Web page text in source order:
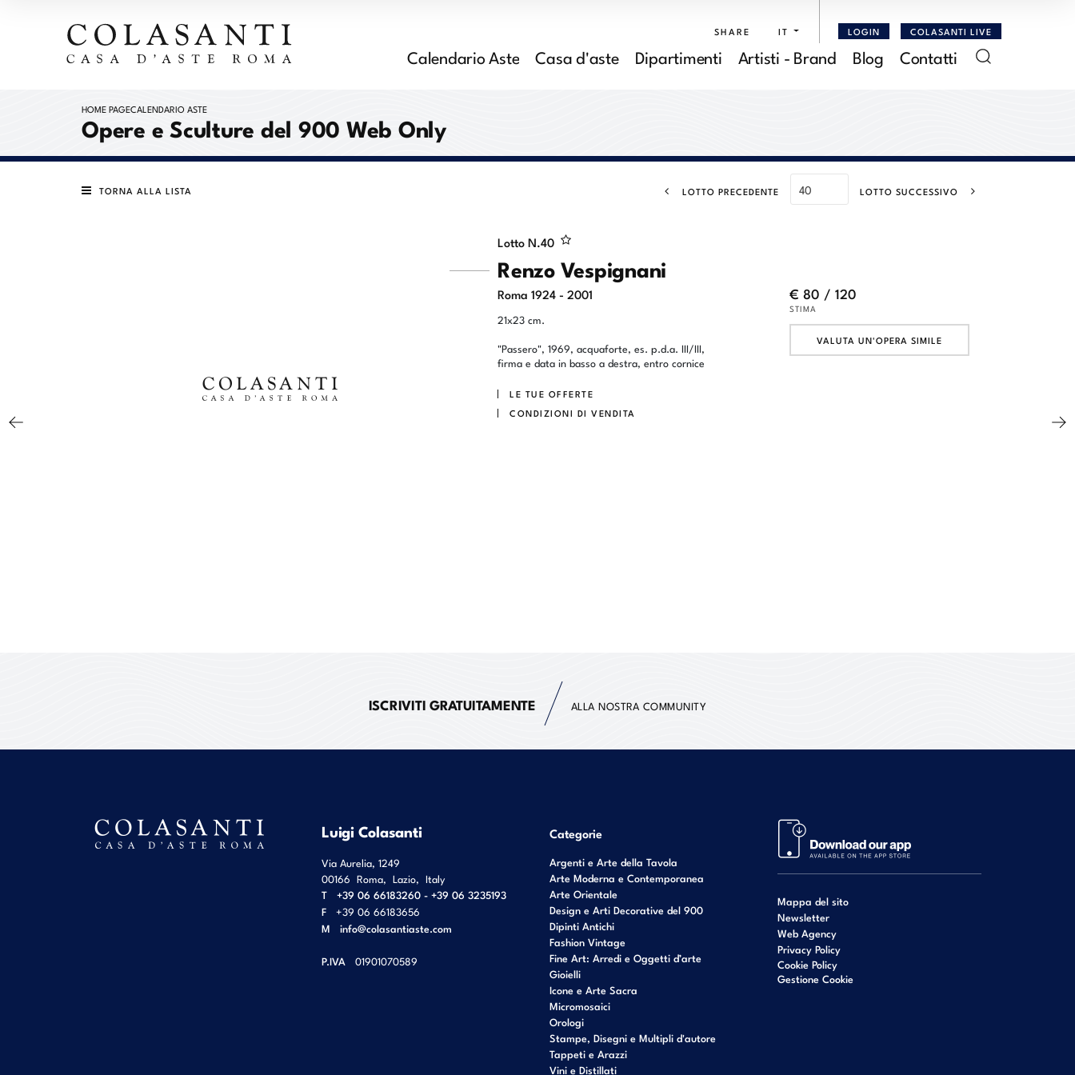
SHARE IT LOGIN COLASANTI LIVE
Calendario Aste Casa d'aste Dipartimenti Artisti - Brand Blog Contatti
HOME PAGECALENDARIO ASTE
Opere e Sculture del 900 Web Only
TORNA ALLA LISTA LOTTO PRECEDENTE LOTTO SUCCESSIVO
Lotto N.40
Renzo Vespignani
Roma 1924 - 2001
21x23 cm.
"Passero", 1969, acquaforte, es. p.d.a. III/III,
firma e data in basso a destra, entro cornice
LE TUE OFFERTE
CONDIZIONI DI VENDITA
€ 80 / 120
STIMA
VALUTA UN'OPERA SIMILE
ISCRIVITI GRATUITAMENTE ALLA NOSTRA COMMUNITY
Luigi Colasanti
Via Aurelia, 1249
00166 Roma, Lazio, Italy
T
+39 06 66183260 - +39 06 3235193
F
+39 06 66183656
M info@colasantiaste.com
P.IVA 01901070589
Categorie
Argenti e Arte della Tavola
Arte Moderna e Contemporanea
Arte Orientale
Design e Arti Decorative del 900
Dipinti Antichi
Fashion Vintage
Fine Art: Arredi e Oggetti d’arte
Gioielli
Icone e Arte Sacra
Micromosaici
Orologi
Stampe, Disegni e Multipli d'autore
Tappeti e Arazzi
Vini e Distillati
Mappa del sito
Newsletter
Web Agency
Privacy Policy
Cookie Policy
Gestione Cookie